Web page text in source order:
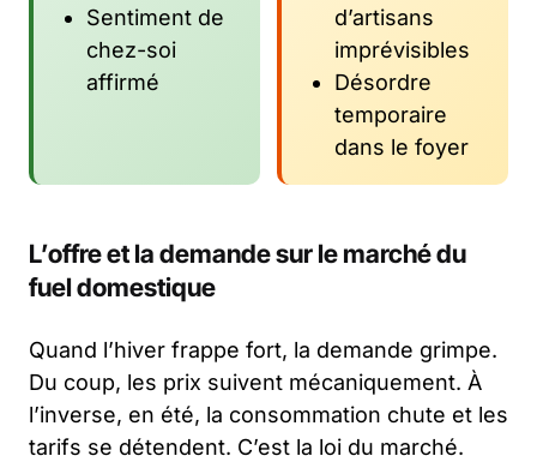
Sentiment de
chez-soi
affirmé
d’artisans
imprévisibles
Désordre
temporaire
dans le foyer
L’offre et la demande sur le marché du
fuel domestique
Quand l’hiver frappe fort, la demande grimpe.
Du coup, les prix suivent mécaniquement. À
l’inverse, en été, la consommation chute et les
tarifs se détendent. C’est la loi du marché.